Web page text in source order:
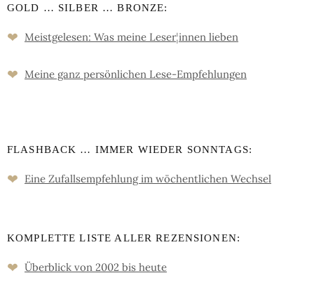
GOLD … SILBER … BRONZE:
❤ Meistgelesen: Was meine Leser¦innen lieben
❤ Meine ganz persön­lichen Lese-Empfeh­lungen
FLASHBACK … IMMER WIEDER SONNTAGS:
❤ Eine Zufalls­empfehlung im wöchent­lichen Wechsel
KOMPLETTE LISTE ALLER REZENSIONEN:
❤ Überblick von 2002 bis heute